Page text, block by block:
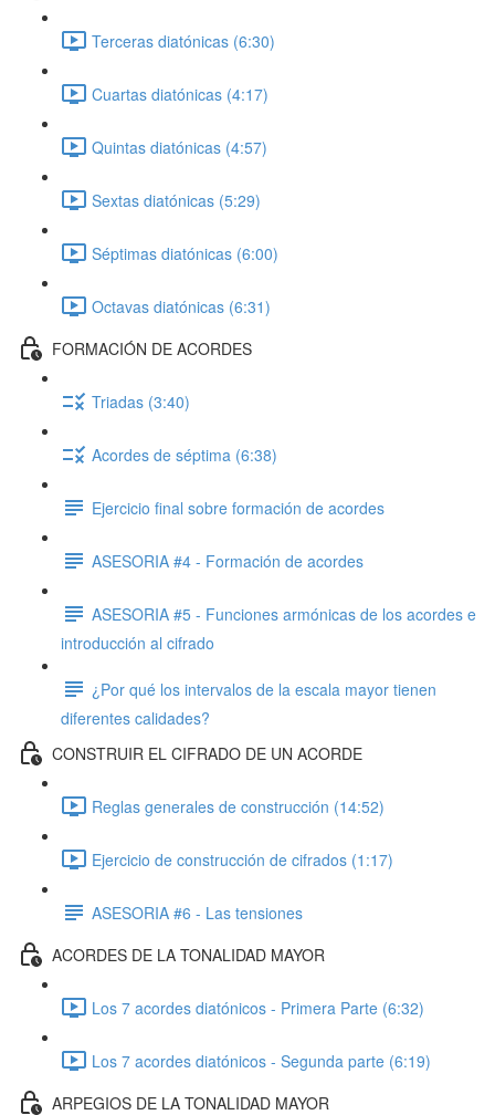
Terceras diatónicas (6:30)
Cuartas diatónicas (4:17)
Quintas diatónicas (4:57)
Sextas diatónicas (5:29)
Séptimas diatónicas (6:00)
Octavas diatónicas (6:31)
FORMACIÓN DE ACORDES
Triadas (3:40)
Acordes de séptima (6:38)
Ejercicio final sobre formación de acordes
ASESORIA #4 - Formación de acordes
ASESORIA #5 - Funciones armónicas de los acordes e
introducción al cifrado
¿Por qué los intervalos de la escala mayor tienen
diferentes calidades?
CONSTRUIR EL CIFRADO DE UN ACORDE
Reglas generales de construcción (14:52)
Ejercicio de construcción de cifrados (1:17)
ASESORIA #6 - Las tensiones
ACORDES DE LA TONALIDAD MAYOR
Los 7 acordes diatónicos - Primera Parte (6:32)
Los 7 acordes diatónicos - Segunda parte (6:19)
ARPEGIOS DE LA TONALIDAD MAYOR